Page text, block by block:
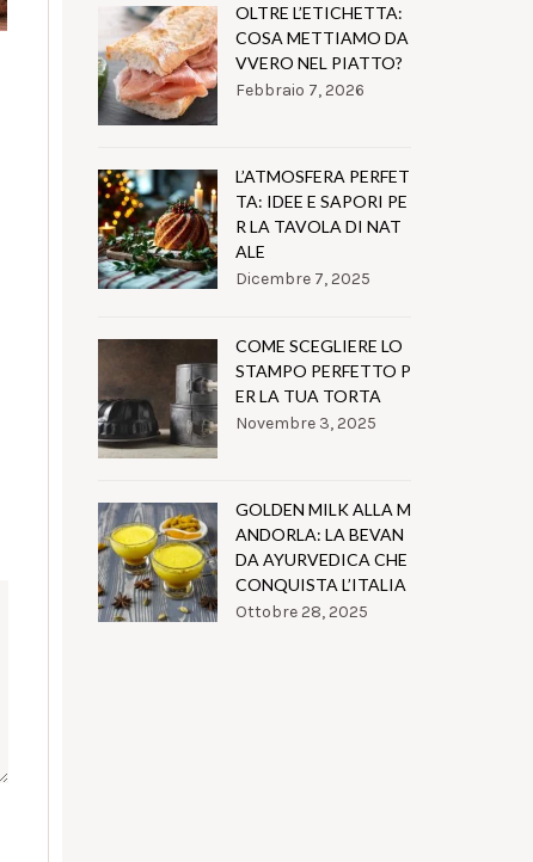
OLTRE L’ETICHETTA:
COSA METTIAMO DA
VVERO NEL PIATTO?
Febbraio 7, 2026
L’ATMOSFERA PERFET
TA: IDEE E SAPORI PE
R LA TAVOLA DI NAT
ALE
Dicembre 7, 2025
COME SCEGLIERE LO
STAMPO PERFETTO P
ER LA TUA TORTA
Novembre 3, 2025
GOLDEN MILK ALLA M
ANDORLA: LA BEVAN
DA AYURVEDICA CHE
CONQUISTA L’ITALIA
Ottobre 28, 2025